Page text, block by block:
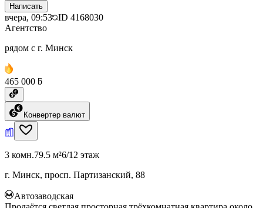
Написать
вчера, 09:53 ID 4168030
Агентство
рядом с г. Минск
465 000 ƃ
Конвертер валют
3 комн.79.5 м²6/12 этаж
г. Минск, просп. Партизанский, 88
Автозаводская